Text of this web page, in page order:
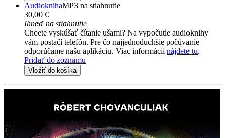
AudioknihaMP3 na stiahnutie
30,00 €
Ihneď na stiahnutie
Chcete vyskúšať čítanie ušami? Na vypočutie audioknihy
vám postačí telefón. Pre čo najjednoduchšie počúvanie
odporúčame našu aplikáciu. Viac informácii nájdete tu.
Pridať do zoznamu
Vložiť do košíka